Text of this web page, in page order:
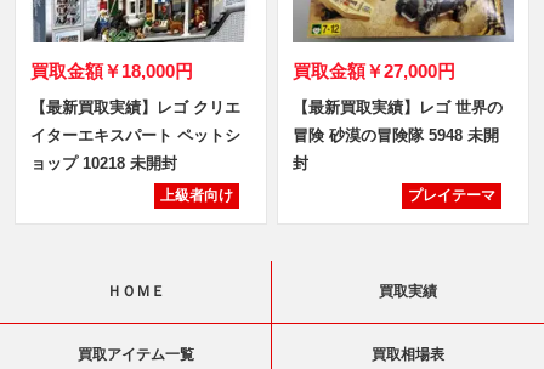
買取金額￥18,000円
【最新買取実績】レゴ クリエ
イターエキスパート ペットシ
ョップ 10218 未開封
上級者向け
買取金額￥27,000円
【最新買取実績】レゴ 世界の
冒険 砂漠の冒険隊 5948 未開
封
プレイテーマ
ＨＯＭＥ 買取実績
買取アイテム一覧 買取相場表